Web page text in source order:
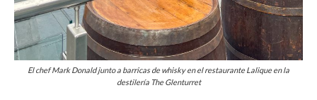
El chef Mark Donald junto a barricas de whisky en el restaurante Lalique en la
destilería The Glenturret